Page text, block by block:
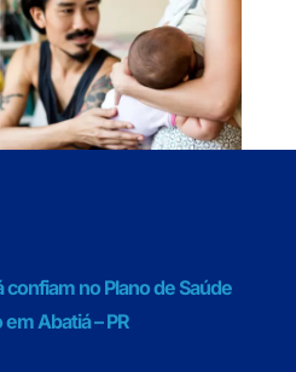
no Plano de Saúde
Abatiá – PR